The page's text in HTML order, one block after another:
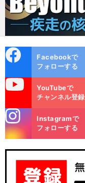
ok
Facebookで
フォローする
YouTubeで
チャンネル登録
m
Instagramで
フォローする